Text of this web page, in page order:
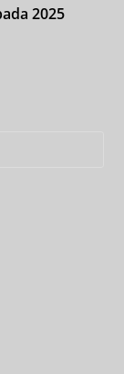
2025